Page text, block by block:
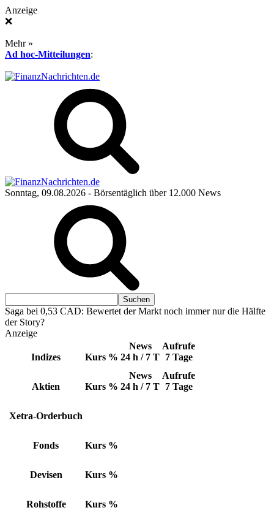
Anzeige
❌
Mehr »
Ad hoc-Mitteilungen:
Sonntag, 09.08.2026 - Börsentäglich über 12.000 News
Saga bei 0,53 CAD: Bewertet der Markt noch immer nur die Hälfte
der Story?
Anzeige
Indizes Kurs %
News
24 h / 7 T
Aufrufe
7 Tage
Aktien Kurs %
News
24 h / 7 T
Aufrufe
7 Tage
Xetra-Orderbuch
Fonds Kurs %
Devisen Kurs %
Rohstoffe Kurs %